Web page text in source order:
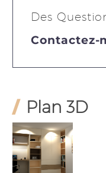
Des
Contactez-
/ Plan 3D